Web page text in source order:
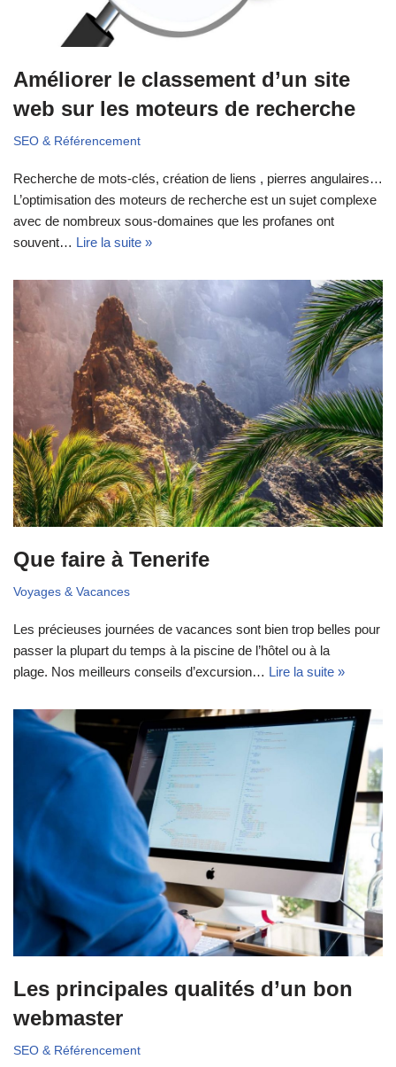
Améliorer le classement d’un site
web sur les moteurs de recherche
SEO & Référencement
Recherche de mots-clés, création de liens , pierres angulaires…
L’optimisation des moteurs de recherche est un sujet complexe
avec de nombreux sous-domaines que les profanes ont
souvent… Lire la suite »
Que faire à Tenerife
Voyages & Vacances
Les précieuses journées de vacances sont bien trop belles pour
passer la plupart du temps à la piscine de l’hôtel ou à la
plage. Nos meilleurs conseils d’excursion… Lire la suite »
Les principales qualités d’un bon
webmaster
SEO & Référencement